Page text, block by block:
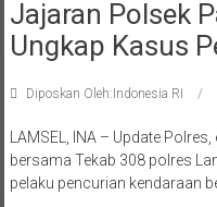
Jajaran Polsek
Ungkap Kasus
Diposkan Oleh:Indonesia RI
LAMSEL, INA – Update
bersama Tekab 308 polres
pelaku pencurian kendaraan